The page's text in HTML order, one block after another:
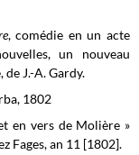
, comédie en un acte
un nouveau
J.-A. Gardy.
1802
en vers de Molière »
Fages, an 11 [1802].